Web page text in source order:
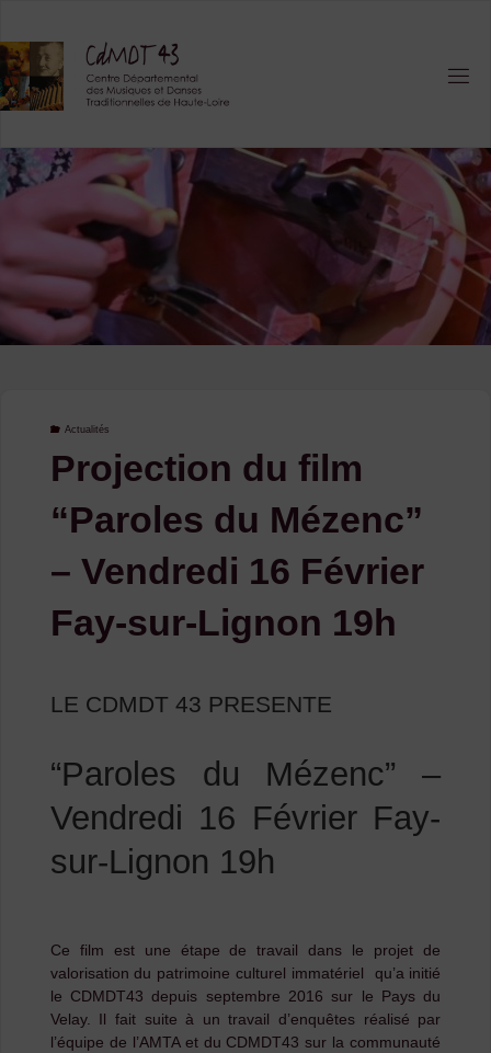
content
Actualités
Projection du film
“Paroles du Mézenc”
– Vendredi 16 Février
Fay-sur-Lignon 19h
LE CDMDT 43 PRESENTE
“Paroles du Mézenc” –
Vendredi 16 Février Fay-
sur-Lignon 19h
Ce film est une étape de travail dans le projet de
valorisation du patrimoine culturel immatériel qu’a initié
le CDMDT43 depuis septembre 2016 sur le Pays du
Velay. Il fait suite à un travail d’enquêtes réalisé par
l’équipe de l’AMTA et du CDMDT43 sur la communauté